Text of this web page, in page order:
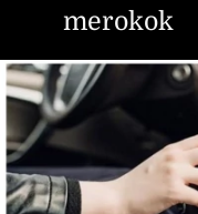
merokok